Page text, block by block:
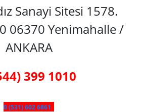
Sanayi Sitesi 1578.
06370 Yenimahalle /
ANKARA
399 1010
0 (531) 602 6861